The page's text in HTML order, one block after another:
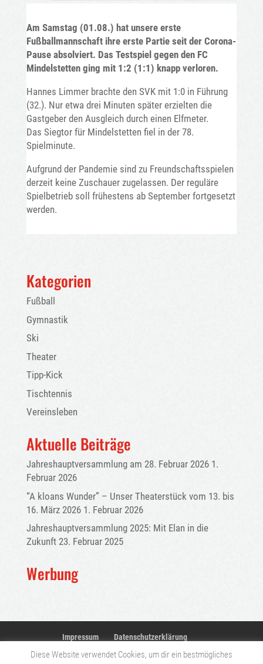
Am Samstag (01.08.) hat unsere erste
Fußballmannschaft ihre erste Partie seit der Corona-
Pause absolviert. Das Testspiel gegen den FC
Mindelstetten ging mit 1:2 (1:1) knapp verloren.
Hannes Limmer brachte den SVK mit 1:0 in Führung
(32.). Nur etwa drei Minuten später erzielten die
Gastgeber den Ausgleich durch einen Elfmeter.
Das Siegtor für Mindelstetten fiel in der 78.
Spielminute.
Aufgrund der Pandemie sind zu Freundschaftsspielen
derzeit keine Zuschauer zugelassen. Der reguläre
Spielbetrieb soll frühestens ab September fortgesetzt
werden.
Kategorien
Fußball
Gymnastik
Ski
Theater
Tipp-Kick
Tischtennis
Vereinsleben
Aktuelle Beiträge
Jahreshauptversammlung am 28. Februar 2026 1.
Februar 2026
“A kloans Wunder” – Unser Theaterstück vom 13. bis
16. März 2026 1. Februar 2026
Jahreshauptversammlung 2025: Mit Elan in die
Zukunft 23. Februar 2025
Werbung
Impressum Datenschutzerklärung
Diese Website verwendet Cookies, um dir ein bestmögliches